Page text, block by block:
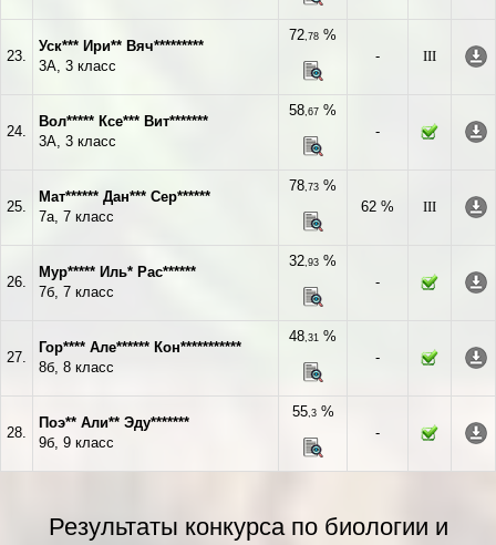
23.
Уск*** Ири** Вяч*********
3А, 3 класс
72,78 %
-
III
24.
Вол***** Ксе*** Вит*******
3А, 3 класс
58,67 %
-
25.
Мат****** Дан*** Сер******
7а, 7 класс
78,73 %
62 %
III
26.
Мур***** Иль* Рас******
7б, 7 класс
32,93 %
-
27.
Гор**** Але****** Кон***********
8б, 8 класс
48,31 %
-
28.
Поэ** Али** Эду*******
9б, 9 класс
55,3%
-
Результаты конкурса по биологии и